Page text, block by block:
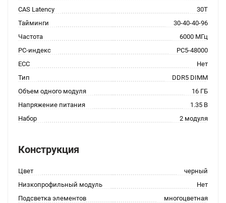
CAS Latency
30T
Тайминги
30-40-40-96
Частота
6000 МГц
PC-индекс
PC5-48000
ECC
Нет
Тип
DDR5 DIMM
Объем одного модуля
16 ГБ
Напряжение питания
1.35 В
Набор
2 модуля
Конструкция
Цвет
черный
Низкопрофильный модуль
Нет
Подсветка элементов
многоцветная